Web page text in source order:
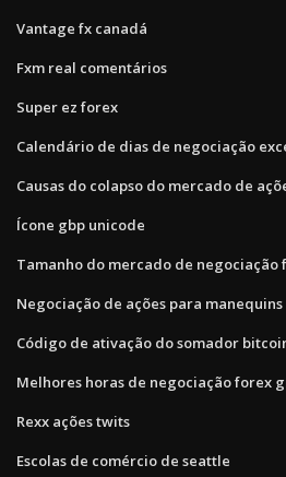
Vantage fx canadá
Fxm real comentários
Super ez forex
Calendário de dias de negociação
Causas do colapso do mercado de
Ícone gbp unicode
Tamanho do mercado de negociação
Negociação de ações para
Código de ativação do somador
Melhores horas de negociação forex
Rexx ações twits
Escolas de comércio de seattle